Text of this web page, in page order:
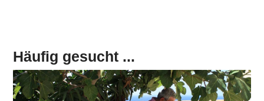
Häufig gesucht ...